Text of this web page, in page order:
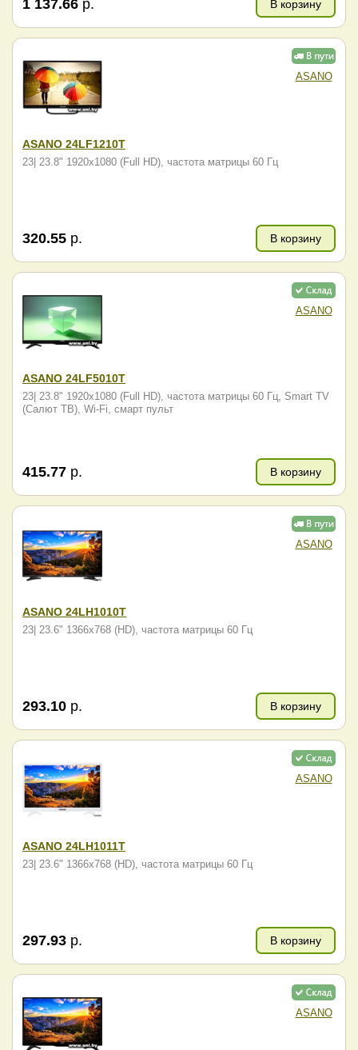
1 137.66 р. В корзину
ASANO
ASANO 24LF1210T
23| 23.8" 1920x1080 (Full HD), частота матрицы 60 Гц
320.55 р. В корзину
ASANO
ASANO 24LF5010T
23| 23.8" 1920x1080 (Full HD), частота матрицы 60 Гц, Smart TV
(Салют ТВ), Wi-Fi, смарт пульт
415.77 р. В корзину
ASANO
ASANO 24LH1010T
23| 23.6" 1366x768 (HD), частота матрицы 60 Гц
293.10 р. В корзину
ASANO
ASANO 24LH1011T
23| 23.6" 1366x768 (HD), частота матрицы 60 Гц
297.93 р. В корзину
ASANO